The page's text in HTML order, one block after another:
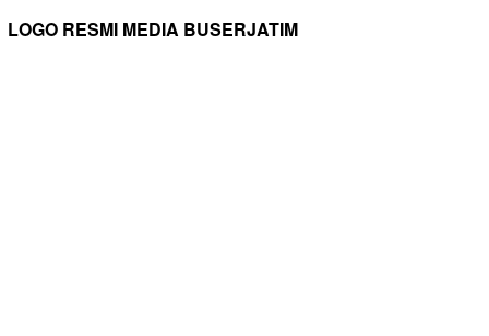
LOGO RESMI MEDIA BUSERJATIM